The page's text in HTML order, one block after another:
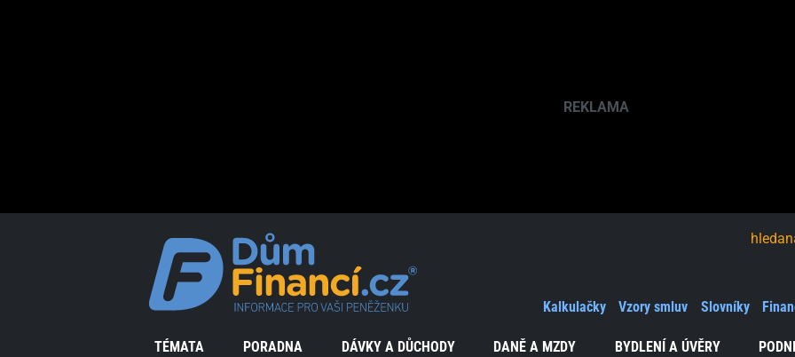
TÉMATA PORADNA DÁVKY A DŮCHODY DANĚ A MZDY BYDLENÍ A ÚVĚRY
Kalkulačky Vzory smluv Slovníky